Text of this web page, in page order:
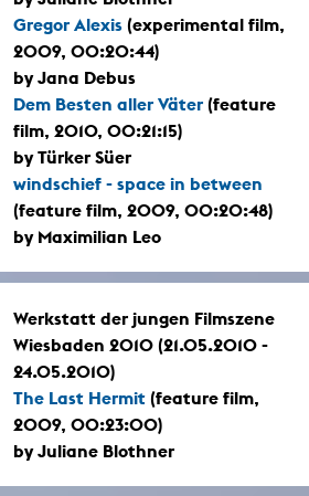
Gregor Alexis (experimental film,
2009, 00:20:44)
by Jana Debus
Dem Besten aller Väter (feature
film, 2010, 00:21:15)
by Türker Süer
windschief - space in between
(feature film, 2009, 00:20:48)
by Maximilian Leo
Werkstatt der jungen Filmszene
Wiesbaden 2010 (21.05.2010 -
24.05.2010)
The Last Hermit (feature film,
2009, 00:23:00)
by Juliane Blothner